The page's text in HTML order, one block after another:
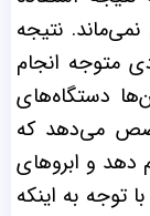
نتیجه
متوجه انجام
دستگاه‌های
می‌دهد که
دهد و ابروهای
توجه به اینکه